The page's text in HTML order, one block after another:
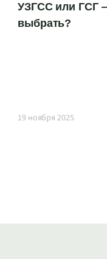
УЗГСС или ГСГ
выбрать?
19 ноября 2025